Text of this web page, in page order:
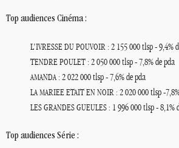
Top audiences Cinéma :
L’IVRESSE DU POUVOIR : 2 155 000 tlsp - 9,4%
TENDRE POULET : 2 050 000 tlsp - 7,8% de pda
AMANDA: 2 022 000 tlsp - 7,6% de pda
LA MARIEE ETAIT EN NOIR : 2 020 000 tlsp -
LES GRANDES GUEULES : 1 996 000 tlsp - 8,1%
Top audiences Série :